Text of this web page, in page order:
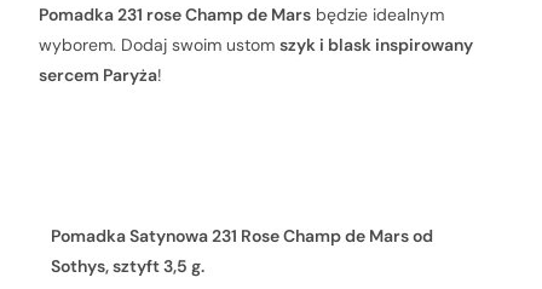
Pomadka 231 rose Champ de Mars będzie idealnym
wyborem. Dodaj swoim ustomszyk i blask inspirowany
sercem Paryża!
Pomadka Satynowa 231 Rose Champ de Mars od
Sothys, sztyft 3,5 g.